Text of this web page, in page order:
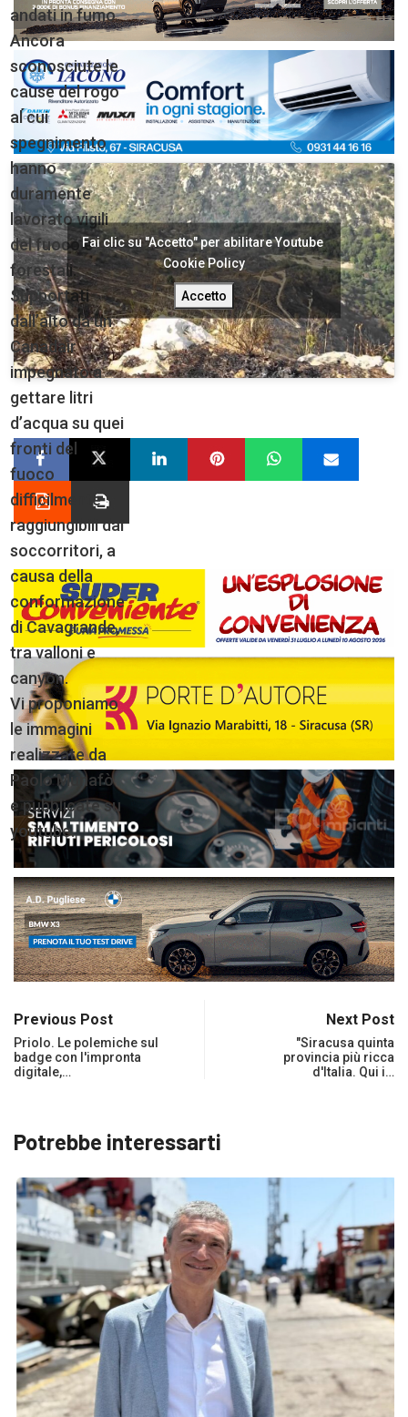
andati in fumo.
Ancora
sconosciute le
cause del rogo
al cui
spegnimento
hanno
duramente
lavorato vigili
del fuoco e
forestali.
Supportati
dall’alto da un
Canadair
impegnato a
gettare litri
d’acqua su quei
fronti del
fuoco
difficilmente
raggiungibili dai
soccorritori, a
causa della
conformazione
di Cavagrande,
tra valloni e
canyon.
Vi proponiamo
le immagini
realizzate da
Paolo Munafò
e pubblicate su
youtube.
Fai clic su "Accetto" per abilitare Youtube
Cookie Policy
Accetto
Previous Post
Priolo. Le polemiche sul
badge con l'impronta
digitale,…
Next Post
"Siracusa quinta
provincia più ricca
d'Italia. Qui i…
Potrebbe interessarti